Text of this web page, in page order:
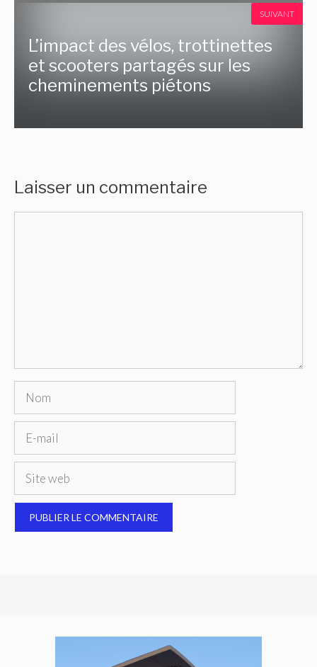
L’impact des vélos, trottinettes
et scooters partagés sur les
cheminements piétons
SUIVANT
Laisser un commentaire
Nom
Site